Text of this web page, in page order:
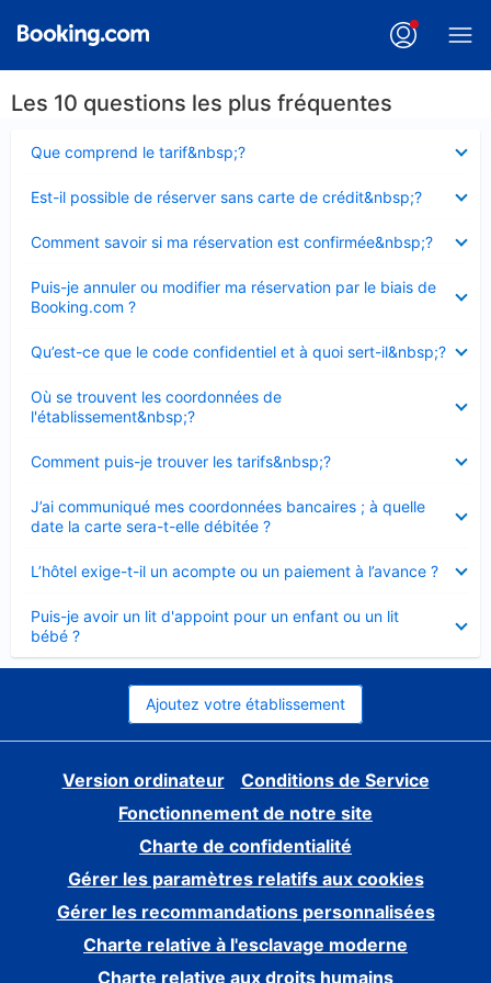
Les 10 questions les plus fréquentes
Que comprend le tarif&nbsp;?
fermé
Est-il possible de réserver sans carte de crédit&nbsp;?
fermé
Comment savoir si ma réservation est confirmée&nbsp;?
fermé
Puis-je annuler ou modifier ma réservation par le biais de
Booking.com ?
fermé
Qu’est-ce que le code confidentiel et à quoi sert-il&nbsp;?
fermé
Où se trouvent les coordonnées de
l'établissement&nbsp;?
fermé
Comment puis-je trouver les tarifs&nbsp;?
fermé
J’ai communiqué mes coordonnées bancaires ; à quelle
date la carte sera-t-elle débitée ?
fermé
L’hôtel exige-t-il un acompte ou un paiement à l’avance ?
fermé
Puis-je avoir un lit d'appoint pour un enfant ou un lit
bébé ?
fermé
Ajoutez votre établissement
Version ordinateur
Conditions de Service
Fonctionnement de notre site
Charte de confidentialité
Gérer les paramètres relatifs aux cookies
Gérer les recommandations personnalisées
Charte relative à l'esclavage moderne
Charte relative aux droits humains